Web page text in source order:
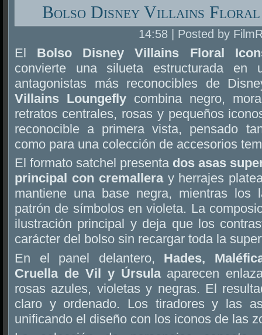
Bolso Disney Villains Floral
14:58 | Posted by
El Bolso Disney Villains Floral
convierte una silueta estructurada en
antagonistas más reconocibles de
Villains Loungefly combina negro,
retratos centrales, rosas y pequeños
reconocible a primera vista, pensado
como para una colección de accesorios
El formato satchel presenta dos asas
principal con cremalleray herrajes
mantiene una base negra, mientras los
patrón de símbolos en violeta. La
ilustración principal y deja que los
carácter del bolso sin recargar toda la
En el panel delantero, Hades,
Cruella de Vil y Úrsulaaparecen
rosas azules, violetas y negras. El
claro y ordenado. Los tiradores y las
unificando el diseño con los iconos de las